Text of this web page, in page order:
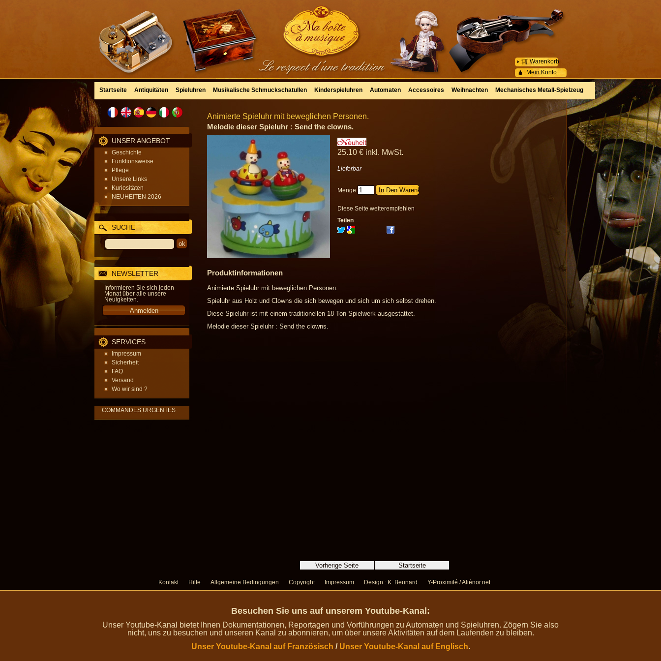
Mein Konto
Warenkorb
Startseite Antiquitäten Spieluhren Musikalische Schmuckschatullen Kinderspieluhren Automaten Accessoires Weihnachten Mechanisches Metall-Spielzeug
UNSER ANGEBOT
Geschichte
Funktionsweise
Pflege
Unsere Links
Kuriositäten
NEUHEITEN 2026
SUCHE
NEWSLETTER
Informieren Sie sich jeden
Monat über alle unsere
Neuigkeiten.
SERVICES
Impressum
Sicherheit
FAQ
Versand
Wo wir sind ?
COMMANDES URGENTES
Animierte Spieluhr mit beweglichen Personen.
Melodie dieser Spieluhr : Send the clowns.
25.10 € inkl. MwSt.
Lieferbar
Menge
Diese Seite weiterempfehlen
Teilen
Produktinformationen
Animierte Spieluhr mit beweglichen Personen.
Spieluhr aus Holz und Clowns die sich bewegen und sich um sich selbst drehen.
Diese Spieluhr ist mit einem traditionellen 18 Ton Spielwerk ausgestattet.
Melodie dieser Spieluhr : Send the clowns.
Kontakt Hilfe Allgemeine Bedingungen Copyright Impressum Design : K. Beunard Y-Proximité / Aliénor.net
Besuchen Sie uns auf unserem Youtube-Kanal:
Unser Youtube-Kanal bietet Ihnen Dokumentationen, Reportagen und Vorführungen zu Automaten und Spieluhren. Zögern Sie also
nicht, uns zu besuchen und unseren Kanal zu abonnieren, um über unsere Aktivitäten auf dem Laufenden zu bleiben.
Unser Youtube-Kanal auf Französisch / Unser Youtube-Kanal auf Englisch.